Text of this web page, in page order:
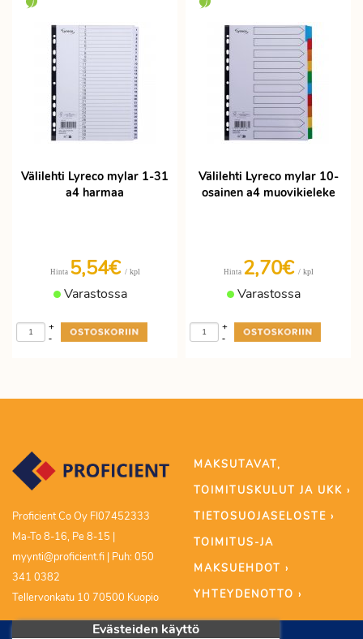
Välilehti Lyreco mylar 1-31
a4 harmaa
Hinta 5,54€ / kpl
Varastossa
-
+
Välilehti Lyreco mylar 10-
osainen a4 muovikieleke
Hinta 2,70€ / kpl
Varastossa
-
+
Proficient Co Oy FI07452333
Ma-To 8-16, Pe 8-15 |
myynti@proficient.fi | Puh: 050
341 0382
Tellervonkatu 10 70500 Kuopio
MAKSUTAVAT,
TOIMITUSKULUT JA UKK ›
TIETOSUOJASELOSTE ›
TOIMITUS-JA
MAKSUEHDOT ›
YHTEYDENOTTO ›
Evästeiden käyttö